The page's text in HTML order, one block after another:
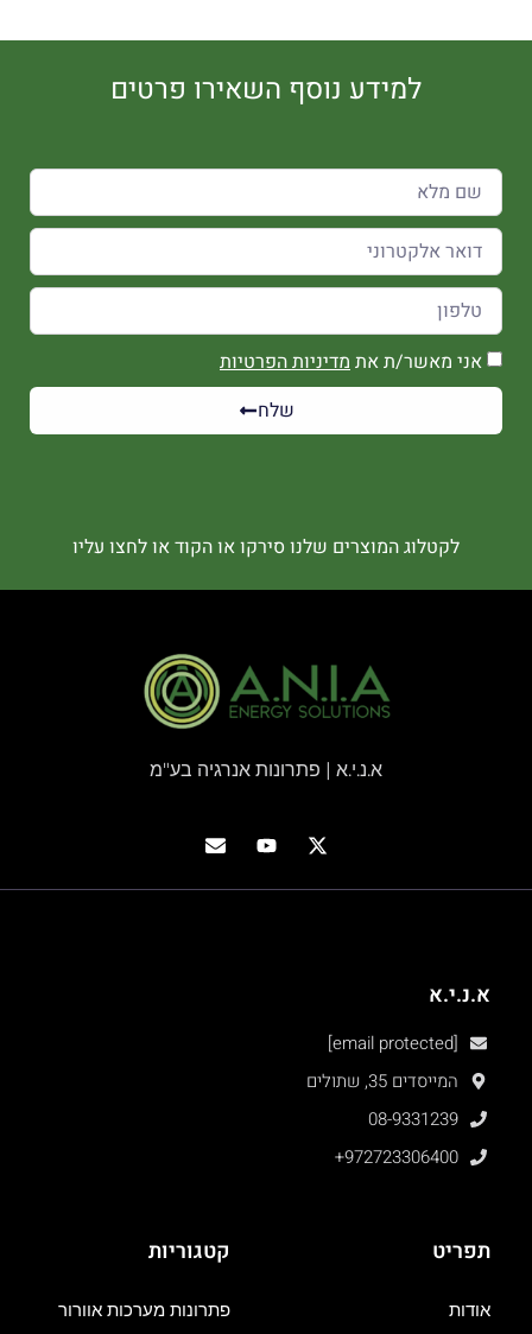
למידע נוסף השאירו פרטים
אני מאשר/ת את מדיניות הפרטיות
שלח
לקטלוג המוצרים שלנו סירקו או הקוד או לחצו עליו
א.נ.י.א | פתרונות אנרגיה בע"מ
א.נ.י.א
[email protected]
המייסדים 35, שתולים
08-9331239
+972723306400
תפריט
אודות
קטגוריות
פתרונות מערכות אוורור